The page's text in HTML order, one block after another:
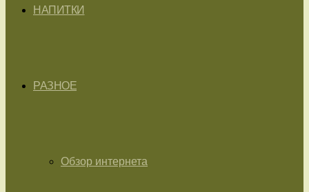
НАПИТКИ
РАЗНОЕ
Обзор интернета